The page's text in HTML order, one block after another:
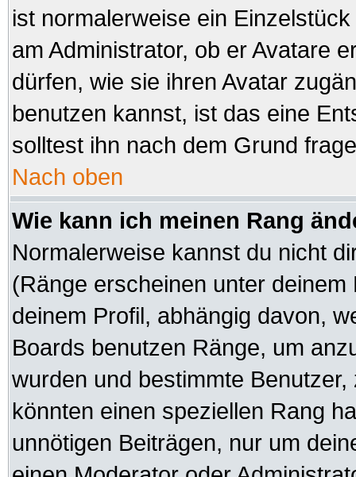
ist normalerweise ein
am Administrator, ob er Avatare
dürfen, wie sie ihren Avatar
benutzen kannst, ist das eine
solltest ihn nach dem Grund
Nach oben
Wie kann ich meinen Rang
Normalerweise kannst du nicht
(Ränge erscheinen unter
deinem Profil, abhängig davon,
Boards benutzen Ränge, um
wurden und bestimmte
könnten einen speziellen Rang
unnötigen Beiträgen, nur um